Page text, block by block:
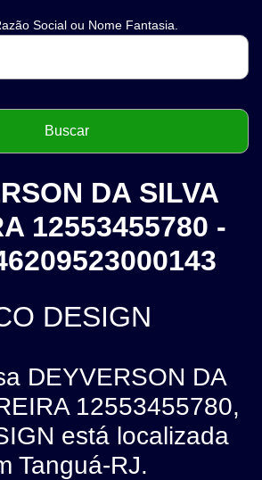
Social ou Nome Fantasia.
DA SILVA
12553455780 -
DESIGN
DEYVERSON DA
12553455780,
está localizada
Tanguá-RJ.